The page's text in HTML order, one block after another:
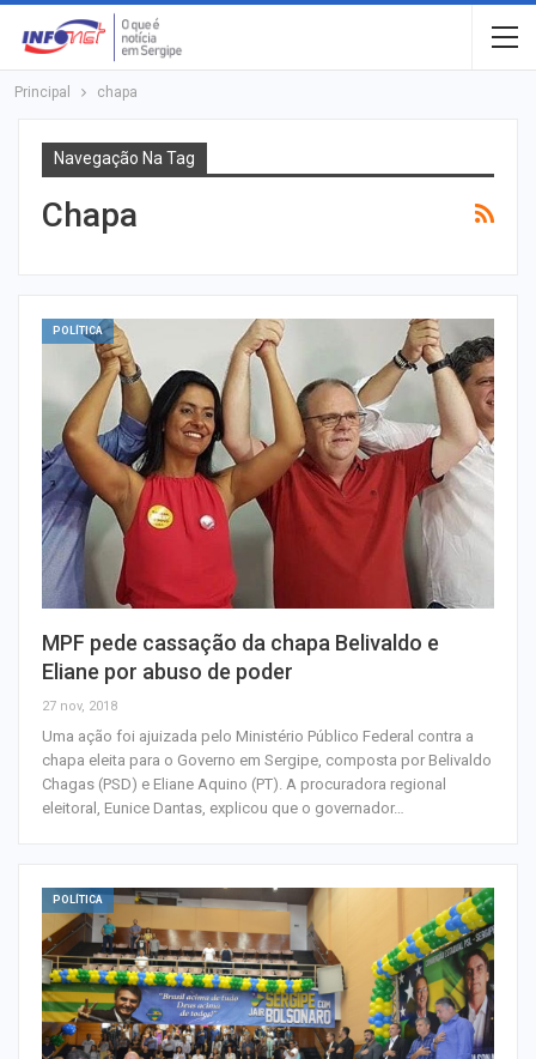
Principal chapa
Navegação Na Tag
Chapa
POLÍTICA
MPF pede cassação da chapa Belivaldo e
Eliane por abuso de poder
27 nov, 2018
Uma ação foi ajuizada pelo Ministério Público Federal contra a
chapa eleita para o Governo em Sergipe, composta por Belivaldo
Chagas (PSD) e Eliane Aquino (PT). A procuradora regional
eleitoral, Eunice Dantas, explicou que o governador…
POLÍTICA